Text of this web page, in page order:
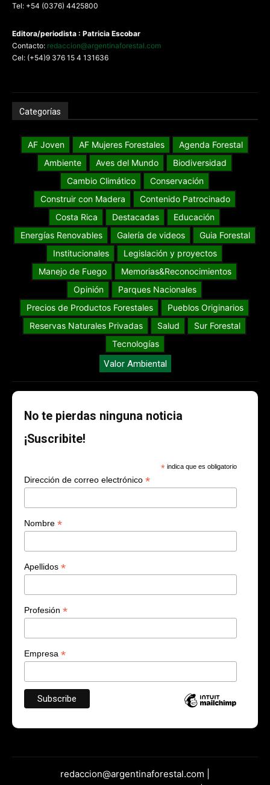
Tel: +54 (0376) 4425800
Editora/periodista : Patricia Escobar
Contacto: redaccion@argentinaforestal.com
Cel: (+54)9 376 15 4 131636
Categorías
AF Joven AF Mujeres Forestales
Agenda Forestal
Ambiente
Aves del Mundo
Biodiversidad
Cambio Climático
Conservación
Construir con Madera
Contenido Patrocinado
Costa Rica
Destacadas
Educación
Energías Renovables
Galería de videos
Guia Forestal
Institucionales
Legislación y proyectos
Manejo de Fuego
Memorias&Reconocimientos
Opinión
Parques Nacionales
Precios de Productos Forestales
Pueblos Originarios
Reservas Naturales Privadas
Salud
Sur Forestal
Tecnologías
Valor Ambiental
No te pierdas ninguna noticia
¡Suscribite!
* indica que es obligatorio
Dirección de correo electrónico *
Nombre *
Apellidos *
Profesión *
Empresa *
redaccion@argentinaforestal.com |